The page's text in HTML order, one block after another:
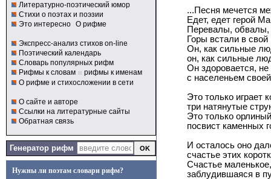
Литературно-поэтический юмор
Стихи о поэтах и поэзии
Это интересно О рифме
Экспресс-анализ стихов on-line
Поэтический календарь
Словарь популярных рифм
Рифмы к словам и рифмы к именам
О рифме и стихосложении в сети
О сайте и авторе
Ссылки на литературные сайты
Обратная связь
Генератор рифм
Нужны ли поэтам словари рифм?
...Песня мечется
Едет, едет герой
Перевалы, обвалы,
Горы встали в
Он, как сильные
он, как сильные
Он здоровается, не
с населеньем
Это только играет
три натянутые
Это только
посвист каменных
И осталось оно
счастье этих
Счастье
заблудившаяся в